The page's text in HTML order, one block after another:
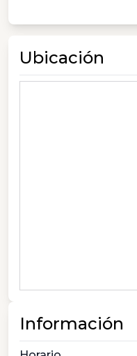
Ubicación
Información